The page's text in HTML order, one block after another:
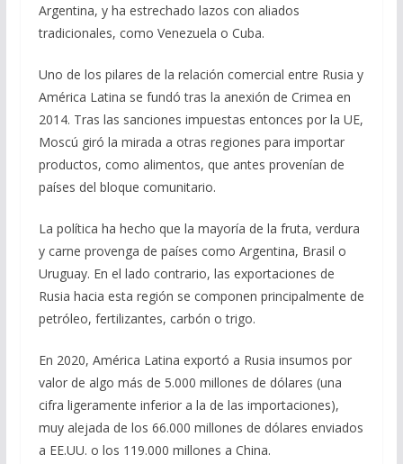
Argentina, y ha estrechado lazos con aliados
tradicionales, como Venezuela o Cuba.
Uno de los pilares de la relación comercial entre Rusia y
América Latina se fundó tras la anexión de Crimea en
2014. Tras las sanciones impuestas entonces por la UE,
Moscú giró la mirada a otras regiones para importar
productos, como alimentos, que antes provenían de
países del bloque comunitario.
La política ha hecho que la mayoría de la fruta, verdura
y carne provenga de países como Argentina, Brasil o
Uruguay. En el lado contrario, las exportaciones de
Rusia hacia esta región se componen principalmente de
petróleo, fertilizantes, carbón o trigo.
En 2020, América Latina exportó a Rusia insumos por
valor de algo más de 5.000 millones de dólares (una
cifra ligeramente inferior a la de las importaciones),
muy alejada de los 66.000 millones de dólares enviados
a EE.UU. o los 119.000 millones a China.